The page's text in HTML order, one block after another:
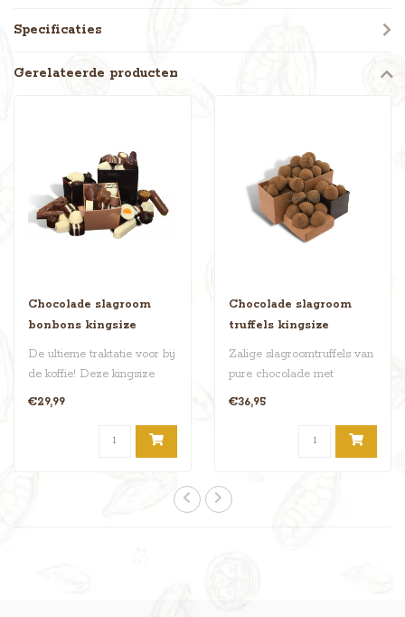
Specificaties
Gerelateerde producten
Chocolade slagroom
bonbons kingsize
De ultieme traktatie voor bij
de koffie! Deze kingsize
doos van circa 800 gram z..
€29,99
Chocolade slagroom
truffels kingsize
Zalige slagroomtruffels van
pure chocolade met
cacaopoeder. Het
€36,95